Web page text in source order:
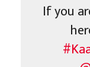
If you